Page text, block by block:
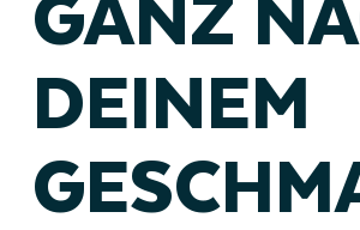
GANZ
DEINEM